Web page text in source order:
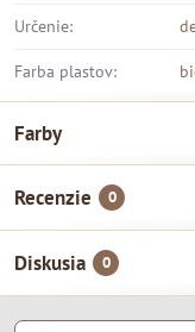
Určenie:
Farba plastov:
Farby
Recenzie 0
Diskusia 0